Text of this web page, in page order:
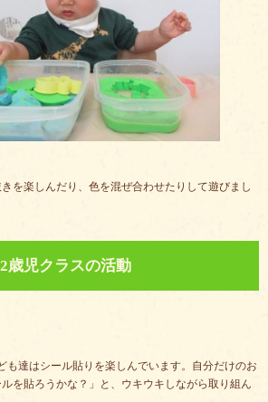
を楽しんだり、色を混ぜ合わせたりして遊びまし
2歳児クラスの活動
も達はシール貼りを楽しんでいます。自分だけのお
を貼ろうかな？」と、ウキウキしながら取り組ん